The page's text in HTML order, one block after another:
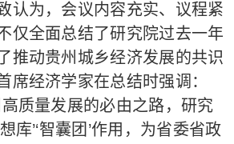
认为，会议内容充实、议程紧
仅全面总结了研究院过去一年
推动贵州城乡经济发展的共识
席经济学家在总结时强调：
质量发展的必由之路，研究
库’‘智囊团’作用，为省委省政